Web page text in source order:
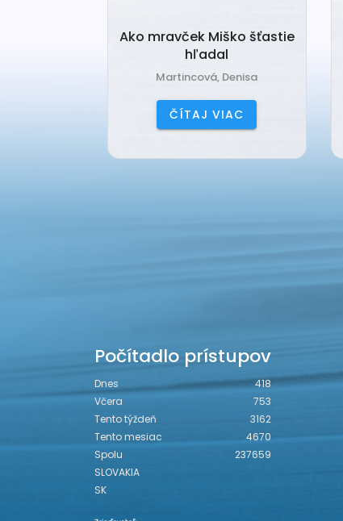
Ako mravček Miško šťastie
hľadal
Martincová, Denisa
ČÍTAJ VIAC
Počítadlo prístupov
Dnes
418
Včera
753
Tento týždeň
3162
Tento mesiac
4670
Spolu
237659
SLOVAKIA
SK